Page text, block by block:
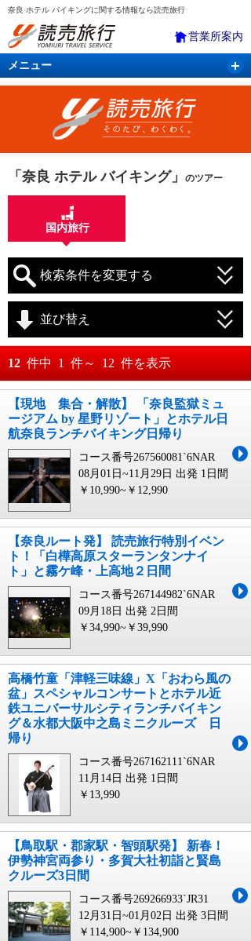
奈良 ホテル バイキングに関する情報なら読売旅行
営業所案内
メニュー
国内旅行 バスツアー 海外旅行
「奈良 ホテル バイキング」 のツアー
国内旅行
検索条件を変更する
月 日～
月 日
並び替え
おすすめ順
料金が安い順
料金が高い順
12 件中 1 件～ 12 件を表示
【現地 集合・解散】 「奈良監獄ミュ
ージアム by 星野リゾート」とホテル日
航奈良ランチバイキング日帰り
コース番号267560081`6NAR
08月01日~11月29日 出発 1日間
￥10,990~￥12,990
【奈良ルート発】 読売旅行特別イベン
ト！「白樺高原スターランタンナイ
ト」と霧ケ峰・上高地２日間
コース番号267144982`6NAR
09月18日 出発 2日間
￥34,990~￥39,990
高橋竹童「津軽三味線」X「おわら風の
盆」スペシャルコンサートとホテル近
鉄ユニバーサルシティランチバイキン
グ＆水都大阪中之島ミニクルーズ 日
帰り
コース番号267162111`6NAR
11月14日 出発 1日間
￥13,990
【鳥取駅・郡家駅・智頭駅発】 新春！
伊勢神宮両参り・多賀大社初詣と賢島
クルーズ3日間
コース番号269266933`JR31
12月31日~01月02日 出発 3日間
￥114,900~￥134,900